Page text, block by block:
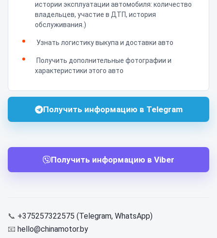
истории эксплуатации автомобиля: количество
владельцев, участие в ДТП, история
обслуживания.)
Узнать логистику выкупа и доставки авто
Получить дополнительные фотографии и
характеристики этого авто
Получить информацию в Telegram
Получить информацию в Viber
📞 +375257322575 (Telegram, WhatsApp)
📧 hello@chinamotor.by